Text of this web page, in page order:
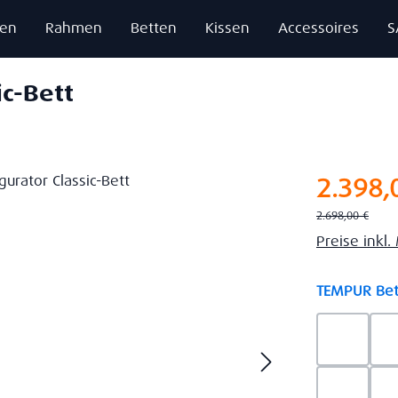
Rahmen Betten Kissen Accessoires
Bett
Regulärer Preis:
2.698,00 €
Preise inkl.
TEMPUR